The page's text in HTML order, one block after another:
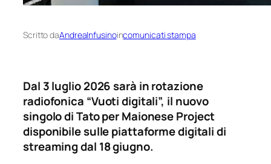
Scritto daAndreaInfusinoincomunicati stampa
Dal 3 luglio 2026 sarà in rotazione
radiofonica “Vuoti digitali”, il nuovo
singolo di Tato per Maionese Project
disponibile sulle piattaforme digitali di
streaming dal 18 giugno.